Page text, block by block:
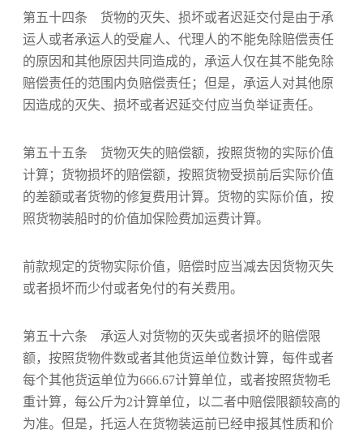
第五十四条 货物的灭失、损坏或者迟延交付是由于承
运人或者承运人的受雇人、代理人的不能免除赔偿责任
的原因和其他原因共同造成的，承运人仅在其不能免除
赔偿责任的范围内负赔偿责任；但是，承运人对其他原
因造成的灭失、损坏或者迟延交付应当负举证责任。
第五十五条 货物灭失的赔偿额，按照货物的实际价值
计算；货物损坏的赔偿额，按照货物受损前后实际价值
的差额或者货物的修复费用计算。货物的实际价值，按
照货物装船时的价值加保险费加运费计算。
前款规定的货物实际价值，赔偿时应当减去因货物灭失
或者损坏而少付或者免付的有关费用。
第五十六条 承运人对货物的灭失或者损坏的赔偿限
额，按照货物件数或者其他货运单位数计算，每件或者
每个其他货运单位为666.67计算单位，或者按照货物毛
重计算，每公斤为2计算单位，以二者中赔偿限额较高的
为准。但是，托运人在货物装运前已经申报其性质和价